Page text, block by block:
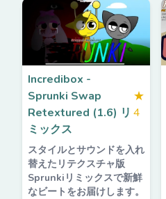
Incredibox -
Sprunki Swap
Retextured (1.6) リ
ミックス
★
4
スタイルとサウンドを入れ
替えたリテクスチャ版
Sprunkiリミックスで新鮮
なビートをお届けします。